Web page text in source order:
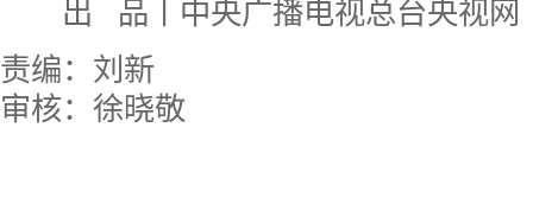
出 品丨中央广播电视总台央视网
责编：刘新
审核：徐晓敬